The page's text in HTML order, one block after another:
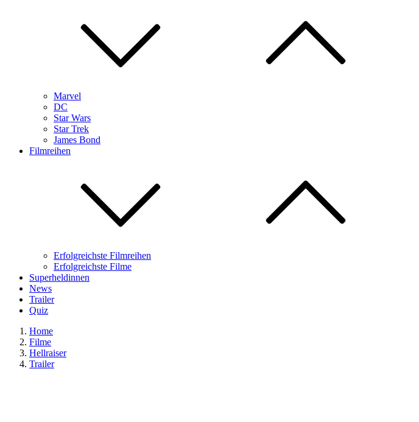
Marvel
DC
Star Wars
Star Trek
James Bond
Filmreihen
Erfolgreichste Filmreihen
Erfolgreichste Filme
Superheldinnen
News
Trailer
Quiz
Home
Filme
Hellraiser
Trailer